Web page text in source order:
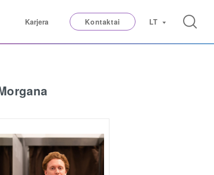
Karjera Kontaktai LT